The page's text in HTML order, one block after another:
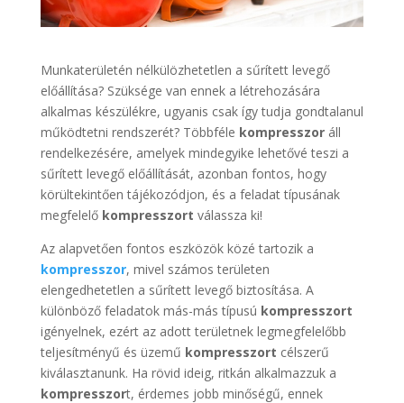
Munkaterületén nélkülözhetetlen a sűrített levegő
előállítása? Szüksége van ennek a létrehozására
alkalmas készülékre, ugyanis csak így tudja gondtalanul
működtetni rendszerét? Többféle kompresszoráll
rendelkezésére, amelyek mindegyike lehetővé teszi a
sűrített levegő előállítását, azonban fontos, hogy
körültekintően tájékozódjon, és a feladat típusának
megfelelő kompresszort válassza ki!
Az alapvetően fontos eszközök közé tartozik a
kompresszor, mivel számos területen
elengedhetetlen a sűrített levegő biztosítása. A
különböző feladatok más-más típusú kompresszort
igényelnek, ezért az adott területnek legmegfelelőbb
teljesítményű és üzemű kompresszort célszerű
kiválasztanunk. Ha rövid ideig, ritkán alkalmazzuk a
kompresszort, érdemes jobb minőségű, ennek